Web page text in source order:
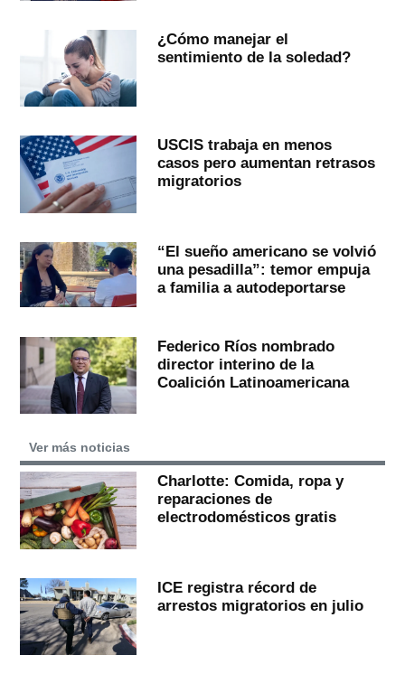
¿Cómo manejar el
sentimiento de la soledad?
USCIS trabaja en menos
casos pero aumentan retrasos
migratorios
“El sueño americano se volvió
una pesadilla”: temor empuja
a familia a autodeportarse
Federico Ríos nombrado
director interino de la
Coalición Latinoamericana
Ver más noticias
Charlotte: Comida, ropa y
reparaciones de
electrodomésticos gratis
ICE registra récord de
arrestos migratorios en julio